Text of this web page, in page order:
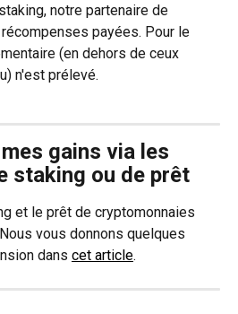
notre partenaire de
payées. Pour le
(en dehors de ceux
n'est prélevé.
gains via les
staking ou de prêt
et le prêt de cryptomonnaies
vous donnons quelques
dans cet article.